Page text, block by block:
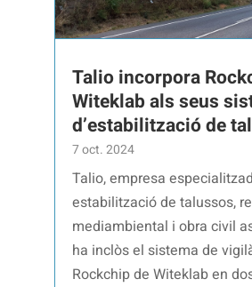
Talio incorpora
Witeklab als seus
d’estabilització de
7 oct. 2024
Talio, empresa
estabilització de talussos,
mediambiental i obra civil
ha inclòs el sistema de
Rockchip de Witeklab en